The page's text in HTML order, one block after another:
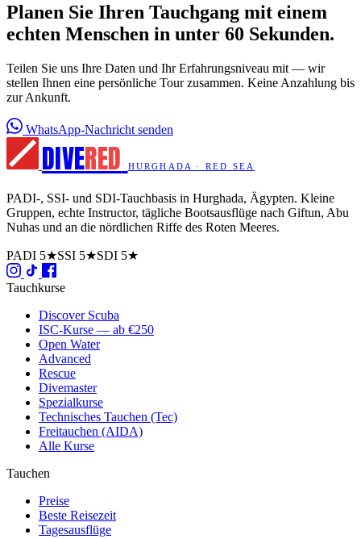
Planen Sie Ihren Tauchgang mit einem
echten Menschen in unter 60 Sekunden.
Teilen Sie uns Ihre Daten und Ihr Erfahrungsniveau mit — wir
stellen Ihnen eine persönliche Tour zusammen. Keine Anzahlung bis
zur Ankunft.
WhatsApp-Nachricht senden
DIVERED HURGHADA · RED SEA
PADI-, SSI- und SDI-Tauchbasis in Hurghada, Ägypten. Kleine
Gruppen, echte Instructor, tägliche Bootsausflüge nach Giftun, Abu
Nuhas und an die nördlichen Riffe des Roten Meeres.
PADI 5★SSI 5★SDI 5★
Tauchkurse
Discover Scuba
ISC-Kurse — ab €250
Open Water
Advanced
Rescue
Divemaster
Spezialkurse
Technisches Tauchen (Tec)
Freitauchen (AIDA)
Alle Kurse
Tauchen
Preise
Beste Reisezeit
Tagesausflüge